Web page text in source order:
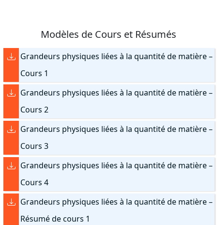
Modèles de Cours et Résumés
Grandeurs physiques liées à la quantité de matière –
Cours 1
Grandeurs physiques liées à la quantité de matière –
Cours 2
Grandeurs physiques liées à la quantité de matière –
Cours 3
Grandeurs physiques liées à la quantité de matière –
Cours 4
Grandeurs physiques liées à la quantité de matière –
Résumé de cours 1